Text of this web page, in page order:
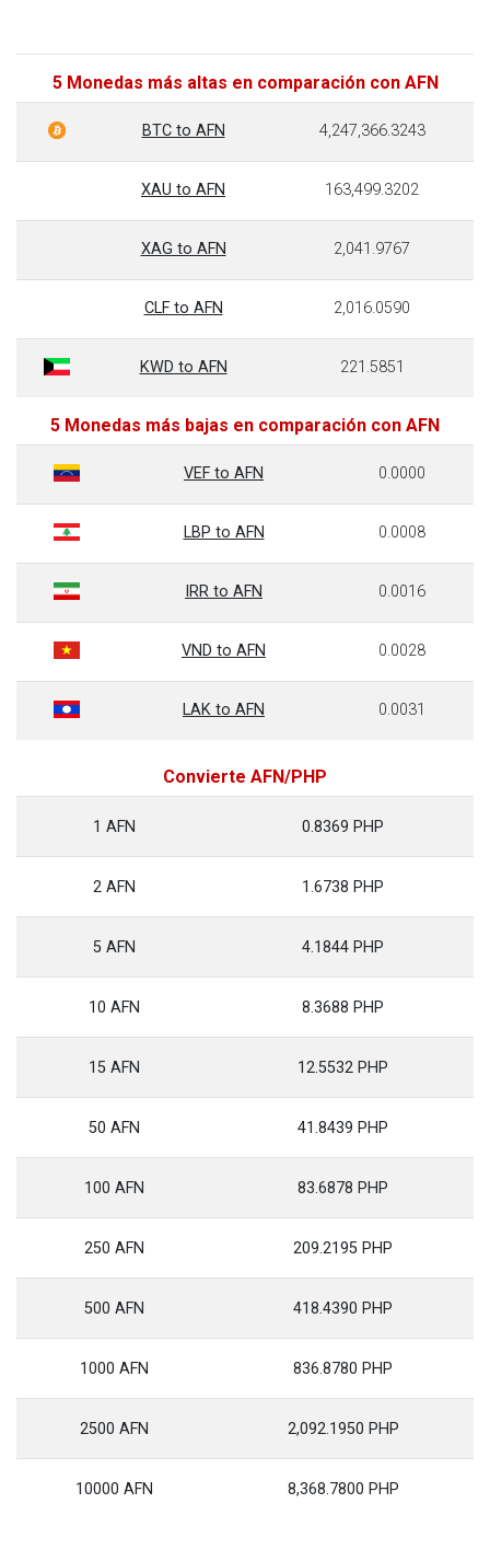
5 Monedas más altas en comparación con AFN
BTC to AFN 4,247,366.3243
XAU to AFN 163,499.3202
XAG to AFN 2,041.9767
CLF to AFN 2,016.0590
KWD to AFN 221.5851
5 Monedas más bajas en comparación con AFN
VEF to AFN 0.0000
LBP to AFN 0.0008
IRR to AFN 0.0016
VND to AFN 0.0028
LAK to AFN 0.0031
Convierte AFN/PHP
1 AFN 0.8369 PHP
2 AFN 1.6738 PHP
5 AFN 4.1844 PHP
10 AFN 8.3688 PHP
15 AFN 12.5532 PHP
50 AFN 41.8439 PHP
100 AFN 83.6878 PHP
250 AFN 209.2195 PHP
500 AFN 418.4390 PHP
1000 AFN 836.8780 PHP
2500 AFN 2,092.1950 PHP
10000 AFN 8,368.7800 PHP